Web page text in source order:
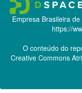
Empresa Brasileira
https://
O conteúdo do
Creative Commons